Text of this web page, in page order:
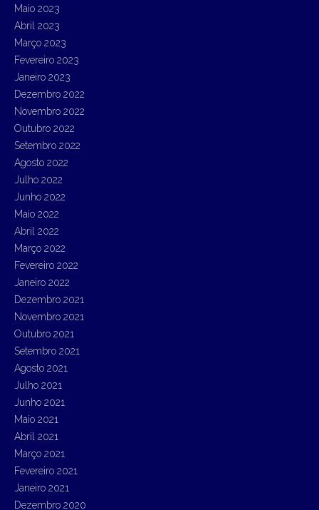
Maio 2023
Abril 2023
Março 2023
Fevereiro 2023
Janeiro 2023
Dezembro 2022
Novembro 2022
Outubro 2022
Setembro 2022
Agosto 2022
Julho 2022
Junho 2022
Maio 2022
Abril 2022
Março 2022
Fevereiro 2022
Janeiro 2022
Dezembro 2021
Novembro 2021
Outubro 2021
Setembro 2021
Agosto 2021
Julho 2021
Junho 2021
Maio 2021
Abril 2021
Março 2021
Fevereiro 2021
Janeiro 2021
Dezembro 2020